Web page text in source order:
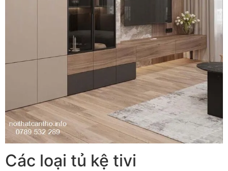
Các loại tủ kệ tivi